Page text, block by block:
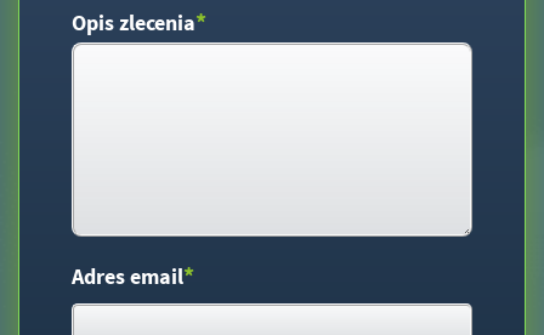
Opis zlecenia*
Adres email*